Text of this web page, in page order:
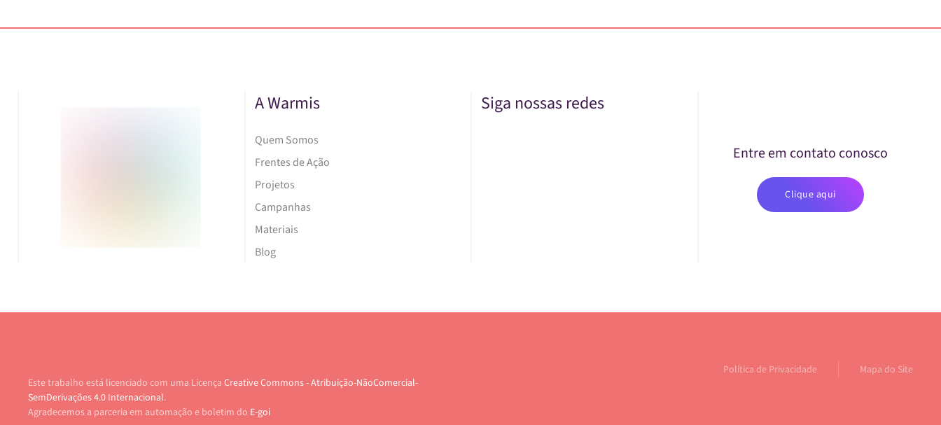
A Warmis
Quem Somos
Frentes de Ação
Projetos
Campanhas
Materiais
Blog
Siga nossas redes
Entre em contato conosco
Clique aqui
Este trabalho está licenciado com uma Licença Creative Commons - Atribuição-NãoComercial-
SemDerivações 4.0 Internacional.
Agradecemos a parceria em automação e boletim do E-goi
Política de Privacidade Mapa do Site